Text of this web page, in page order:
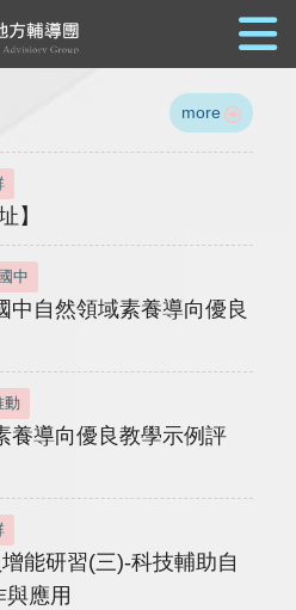
more
】
中
中自然領域素養導向優良
動
養導向優良教學示例評
能研習(三)-科技輔助自
應用